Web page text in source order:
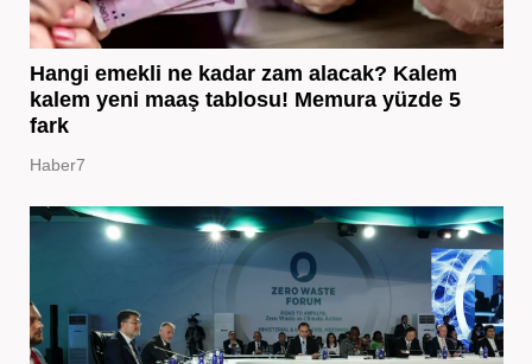
Hangi emekli ne kadar zam alacak? Kalem
kalem yeni maaş tablosu! Memura yüzde 5
fark
Haber7